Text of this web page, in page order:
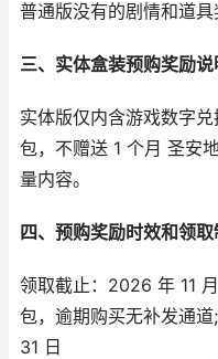
普通版没有的剧情和道具
三、实体盒装预购奖励说
实体版仅内含游戏数字
包，不赠送 1 个月 圣安
量内容。
四、预购奖励时效和领取
领取截止：2026 年 11
包，逾期购买无补发通
31 日